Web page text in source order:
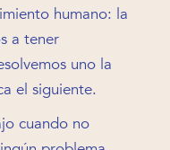
humano: la
a tener
uno la
el siguiente.
cuando no